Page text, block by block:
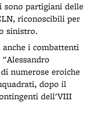
sono partigiani delle
riconoscibili per
sinistro.
i combattenti
numerose eroiche
dopo il
dell'VIII